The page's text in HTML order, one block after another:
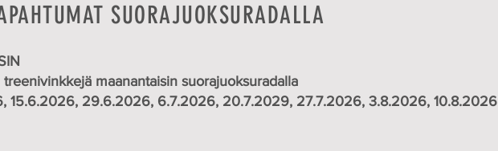
SUORAJUOKSURADALLA
maanantaisin suorajuoksuradalla
15.6.2026, 29.6.2026, 6.7.2026, 20.7.2029, 27.7.2026, 3.8.2026, 10.8.2026